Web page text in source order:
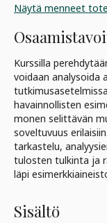
Näytä menneet
Kurssilla
voidaan analysoida
havainnollisten
monen selittävän
soveltuvuus
tarkastelu,
tulosten tulkinta ja
läpi
Sisältö